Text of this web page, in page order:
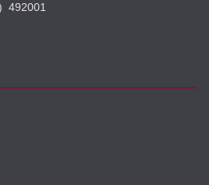
492001